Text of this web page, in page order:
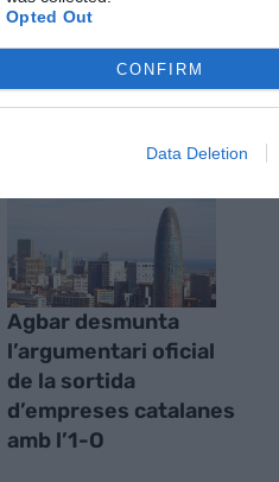
Opted Out
CONFIRM
Data Deletion
Agbar desmunta
l’argumentari oficial
de la sortida
d’empreses catalanes
amb l’1-O